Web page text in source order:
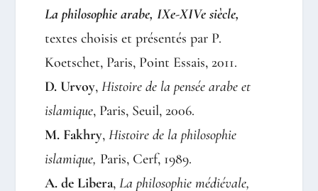
La philosophie arabe, IXe-XIVe siècle,
textes choisis et présentés par P.
Koetschet, Paris, Point Essais, 2011.
D. Urvoy, Histoire de la pensée arabe et
islamique, Paris, Seuil, 2006.
M. Fakhry, Histoire de la philosophie
islamique, Paris, Cerf, 1989.
A. de Libera, La philosophie médiévale,